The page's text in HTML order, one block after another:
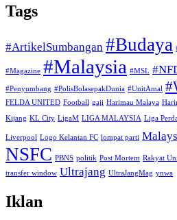
Tags
#ArtikelSumbangan #Budaya
#Magazine #Malaysia #MSL
#Penyumbang #PolisBolasepakDunia #UnitAmal
FELDA UNITED Football gaji Harimau Malaya
Kijang KL City LigaM LIGA MALAYSIA Liga
Liverpool Logo Kelantan FC lompat parti
NSFC PBNS politik Post Mortem Rakyat
transfer window Ultrajang UltraJangMag ynwa
Iklan